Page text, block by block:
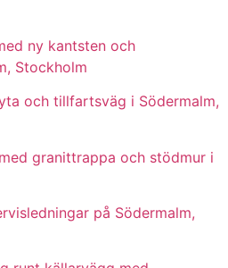
ny kantsten och
Stockholm
och tillfartsväg i Södermalm,
granittrappa och stödmur i
på Södermalm,